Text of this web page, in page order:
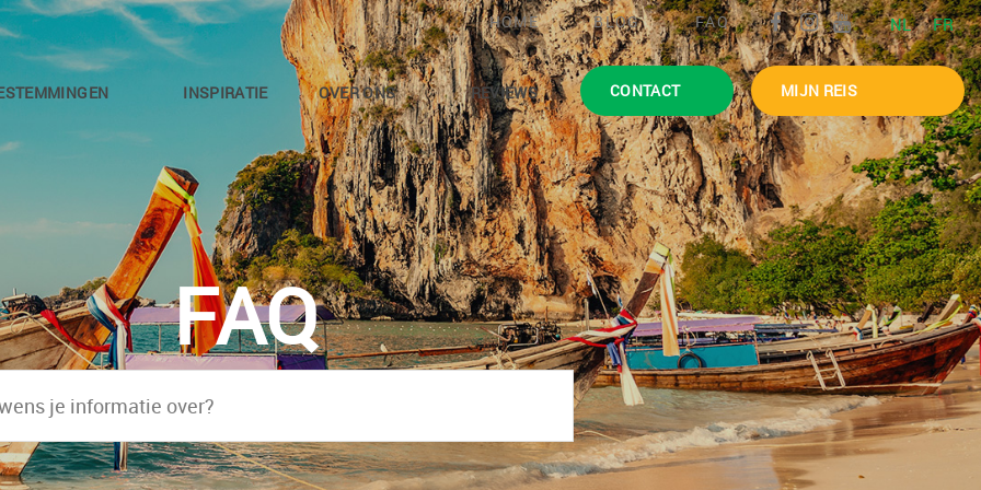
HOME BLOG FAQ NL FR
INSPIRATIE OVER ONS REVIEWS CONTACT MIJN REIS
FAQ